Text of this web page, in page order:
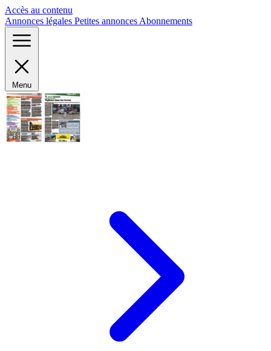
Accès au contenu
Annonces légales Petites annonces Abonnements
Menu
Panneau de gestion des cookies